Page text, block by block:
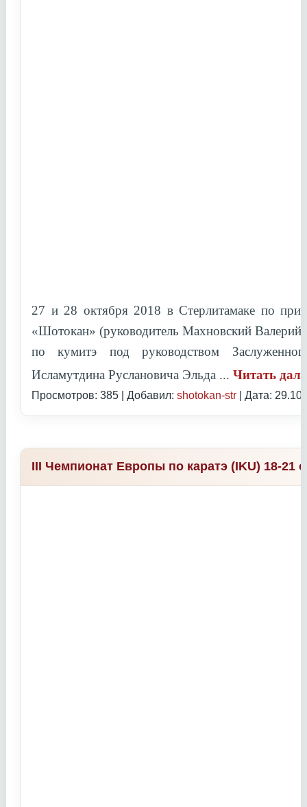
27 и 28 октября 2018 в Стерлитамаке по
«Шотокан» (руководитель Махновский
по кумитэ под руководством
Исламутдина Руслановича Эльда ... Читать
Просмотров: 385 | Добавил: shotokan-str | Дата:
III Чемпионат Европы по каратэ (IKU) 18-21